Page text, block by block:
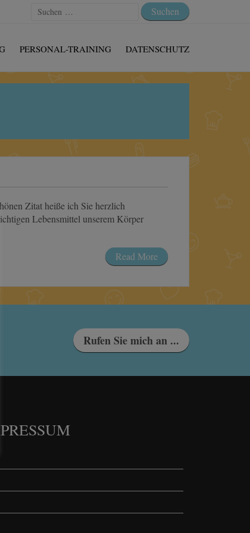
Suchen
PERSONAL-TRAINING DATENSCHUTZ
Zitat heiße ich Sie herzlich
Lebensmittel unserem Körper
Read More
Rufen Sie mich an ...